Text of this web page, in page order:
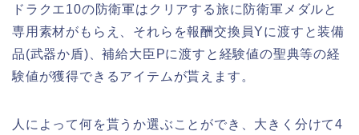
ドラクエ10の防衛軍はクリアする旅に防衛軍メダルと
専用素材がもらえ、それらを報酬交換員Yに渡すと装備
品(武器か盾)、補給大臣Pに渡すと経験値の聖典等の経
験値が獲得できるアイテムが貰えます。
人によって何を貰うか選ぶことができ、大きく分けて4